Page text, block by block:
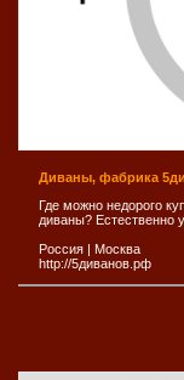
Диваны, фабрика
Где можно недорого
диваны? Естественно
Россия | Москва
http://5диванов.рф